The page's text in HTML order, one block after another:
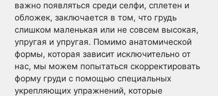
важно появляться среди селфи, сплетен и
обложек, заключается в том, что грудь
слишком маленькая или не совсем высокая,
упругая и упругая. Помимо анатомической
формы, которая зависит исключительно от
нас, мы можем попытаться скорректировать
форму груди с помощью специальных
укрепляющих упражнений, которые